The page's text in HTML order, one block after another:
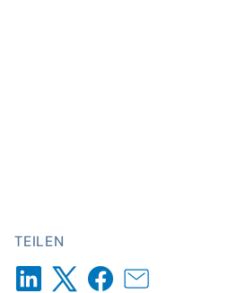
TEILEN